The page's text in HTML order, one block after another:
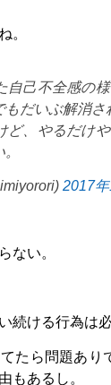
。
自己不全感の
だいぶ解消さ
ど、やるだけ
2017
ない。
続ける行為は
たら問題あ
もあるし。